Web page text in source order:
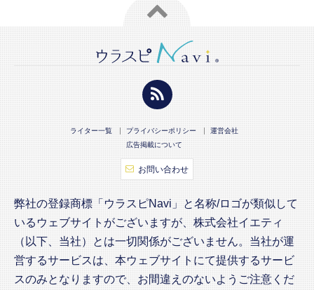
ライター一覧 プライバシーポリシー
運営会社
広告掲載について
お問い合わせ
弊社の登録商標「ウラスピNavi」と名称/ロゴが類似して
いるウェブサイトがございますが、株式会社イエティ
（以下、当社）とは一切関係がございません。当社が運
営するサービスは、本ウェブサイトにて提供するサービ
スのみとなりますので、お間違えのないようご注意くだ